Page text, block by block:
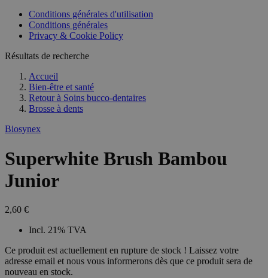
Conditions générales d'utilisation
Conditions générales
Privacy & Cookie Policy
Résultats de recherche
Accueil
Bien-être et santé
Retour à Soins bucco-dentaires
Brosse à dents
Biosynex
Superwhite Brush Bambou
Junior
2,60 €
Incl. 21% TVA
Ce produit est actuellement en rupture de stock ! Laissez votre
adresse email et nous vous informerons dès que ce produit sera de
nouveau en stock.